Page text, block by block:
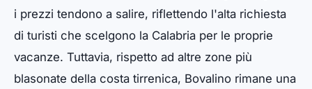
i prezzi tendono a salire, riflettendo l'alta richiesta
di turisti che scelgono la Calabria per le proprie
vacanze. Tuttavia, rispetto ad altre zone più
blasonate della costa tirrenica, Bovalino rimane una